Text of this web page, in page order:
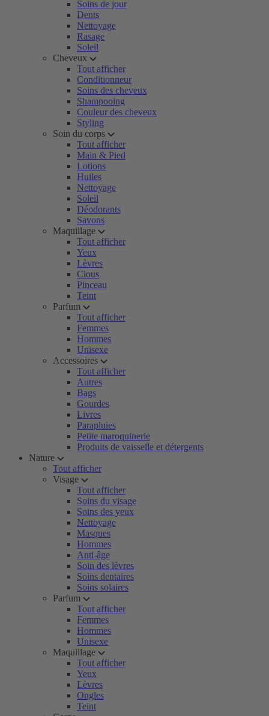
Soins de jour
Dents
Nettoyage
Rasage
Soleil
Cheveux
Tout afficher
Conditionneur
Soins des cheveux
Shampooing
Couleur des cheveux
Styling
Soin du corps
Tout afficher
Main & Pied
Lotions
Huiles
Nettoyage
Soleil
Déodorants
Savons
Maquillage
Tout afficher
Yeux
Lèvres
Clous
Pinceau
Teint
Parfum
Tout afficher
Femmes
Hommes
Unisexe
Accessoires
Tout afficher
Autres
Bags
Gourdes
Livres
Parapluies
Petite maroquinerie
Produits de vaisselle et détergents
Nature
Tout afficher
Visage
Tout afficher
Soins du visage
Soins des yeux
Nettoyage
Masques
Hommes
Anti-âge
Soin des lèvres
Soins dentaires
Soins solaires
Parfum
Tout afficher
Femmes
Hommes
Unisexe
Maquillage
Tout afficher
Yeux
Lèvres
Ongles
Teint